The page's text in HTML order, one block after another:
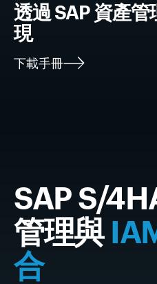
透過 SAP 資產管
現
下載手冊
SAP S/
管理與
合